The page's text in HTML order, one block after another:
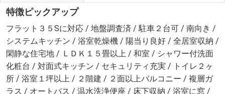
特徴ピックアップ
フラット３５Sに対応 / 地盤調査済 / 駐車２台可 / 南向き /
システムキッチン / 浴室乾燥機 / 陽当り良好 / 全居室収納 /
閑静な住宅地 / ＬＤＫ１５畳以上 / 和室 / シャワー付洗面
化粧台 / 対面式キッチン / セキュリティ充実 / トイレ２ヶ
所 / 浴室１坪以上 / ２階建 / ２面以上バルコニー / 複層ガ
ラス / オートバス / 温水洗浄便座 / 床下収納 / 浴室に窓 /